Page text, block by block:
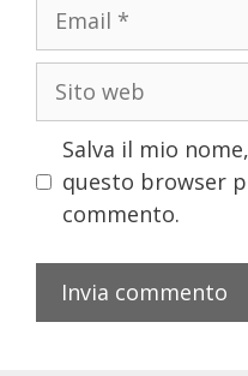
Salva il mio
questo browser
commento.